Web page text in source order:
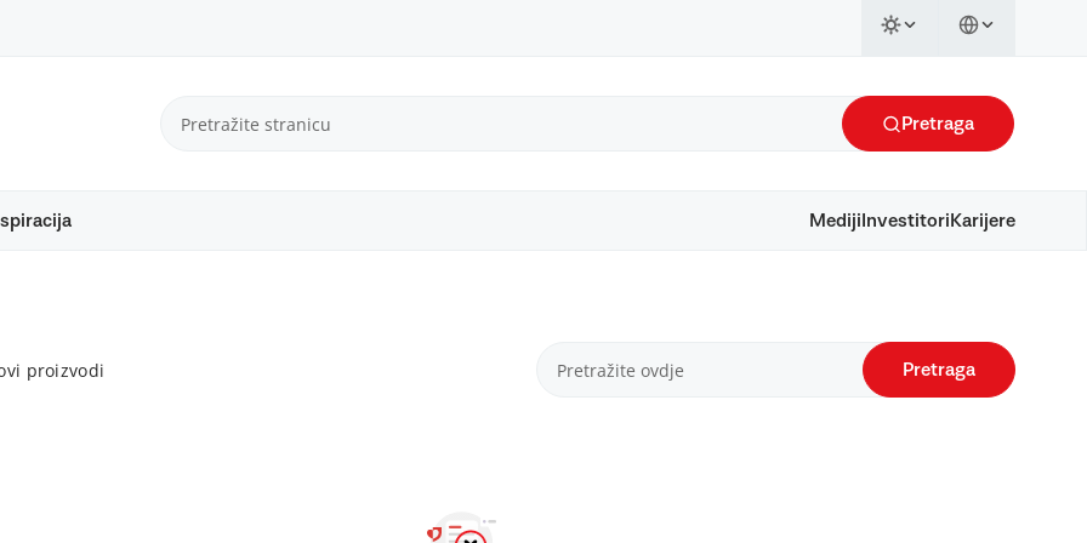
Pretraga
Mediji Investitori Karijere
proizvodi Pretraga